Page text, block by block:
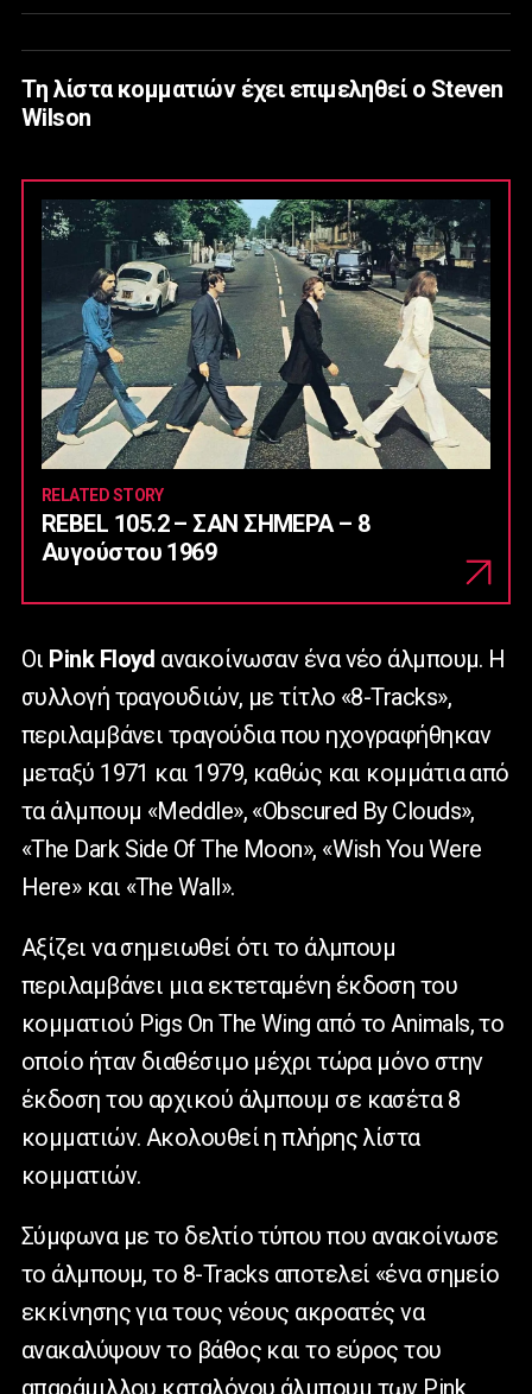
Tη λίστα κομματιών έχει επιμεληθεί ο Steven
Wilson
RELATED STORY
REBEL 105.2 – ΣΑΝ ΣΗΜΕΡΑ – 8
Αυγούστου 1969
Οι Pink Floyd ανακοίνωσαν ένα νέο άλμπουμ. Η
συλλογή τραγουδιών, με τίτλο «8-Tracks»,
περιλαμβάνει τραγούδια που ηχογραφήθηκαν
μεταξύ 1971 και 1979, καθώς και κομμάτια από
τα άλμπουμ «Meddle», «Obscured By Clouds»,
«The Dark Side OfThe Moon», «Wish You Were
Here» και «The Wall ».
Αξίζει να σημειωθεί ότι το άλμπουμ
περιλαμβάνει μια εκτεταμένη έκδοση του
κομματιού Pigs On The Wing από τοAnimals, το
οποίο ήταν διαθέσιμο μέχρι τώρα μόνο στην
έκδοση του αρχικού άλμπουμ σε κασέτα 8
κομματιών. Ακολουθεί η πλήρης λίστα
κομματιών.
Σύμφωνα με το δελτίο τύπου που ανακοίνωσε
το άλμπουμ, το 8-Tracks αποτελεί «ένα σημείο
εκκίνησης για τους νέους ακροατές να
ανακαλύψουν το βάθος και το εύρος του